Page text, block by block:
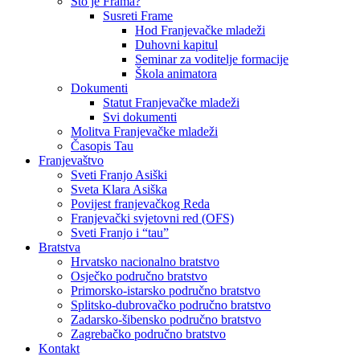
Susreti Frame
Hod Franjevačke mladeži
Duhovni kapitul
Seminar za voditelje formacije
Škola animatora
Dokumenti
Statut Franjevačke mladeži
Svi dokumenti
Molitva Franjevačke mladeži
Časopis Tau
Franjevaštvo
Sveti Franjo Asiški
Sveta Klara Asiška
Povijest franjevačkog Reda
Franjevački svjetovni red (OFS)
Sveti Franjo i “tau”
Bratstva
Hrvatsko nacionalno bratstvo
Osječko područno bratstvo
Primorsko-istarsko područno bratstvo
Splitsko-dubrovačko područno bratstvo
Zadarsko-šibensko područno bratstvo
Zagrebačko područno bratstvo
Kontakt